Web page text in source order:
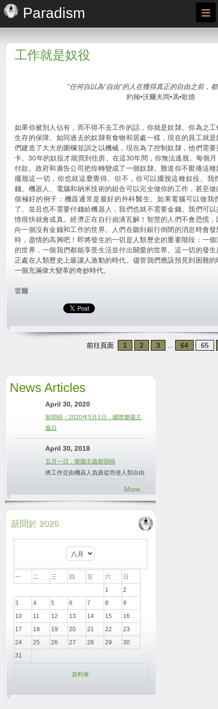
Paradism ≡
工作就是奴役
"任何自以為“自由”的人在獲得真正的自由之前，
約翰•沃爾夫岡•馮•歌德
如果你被別人佔有，而不得不去工作的話，你就是奴隸。你為之
生存的保障。如同過去的奴隸有食物和居處一樣，現在的員工就
們建造了大大的圍欄並訓之以機械，現在為了控制奴隸，他們需
卡。30年的奴役才能買到住房。在這30年間，你無法逃脫。每個
付款。政府和廣告公司把你轉變成了一個奴隸。難道你不厭倦這
擺脫這一切，你也就這麼覺得。但不，你可以擺脫這種奴役。我
錢。機器人、電腦和納米技術的組合可以完全做你的工作，甚至
個極好的例子：機器通常是最好的外科醫生。如果電腦可以做我
了。並且也不需要付錢給機器人，我們也就不需要金錢。我們可
情很快就會成真。經濟正在自行崩潰瓦解！智慧的人們不會恐慌
向一個沒有金錢和工作的世界。人們在聽到銀行倒閉的消息時會
時，盡情的高興吧！即將發生的一切是人類歷史的重要階段：一
的世界，一個我們都能享受生活並付出關愛的世界。這一切的發
正處在人類歷史上最讓人激動的時代。儘管我們應該預見到困難
一個充滿偉大變革的奇妙時代。
雷爾
前往頁面 1 2 3 64 65
News Articles
April 30, 2020
新聞稿：2020年5月1日，國際樂園主
義日
April 30, 2018
五月一日，樂園主義新聞稿
將工作交由機器人負責從而使人類自由
More...
新聞於 2026
一 二 三 四 五 六
日
1
2
3
4 5 6 7 8
9
10
11 12 13 14 15
16
17
18 19 20 21 22
23
24
25 26 27 28 29
30
31
資料庫